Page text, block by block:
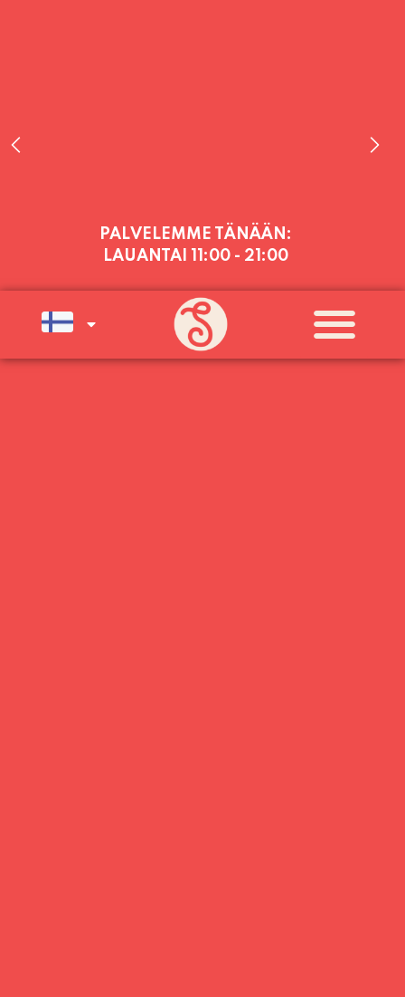
PALVELEMME TÄNÄÄN:
LAUANTAI 11:00 - 21:00
PALVELEMME PÄIVITTÄIN (MA-SU
KLO 11-21) SUNNUNTAIHIN 16.8.
SAAKKA JONKA JÄLKEEN OLEMME
AVOINNA VIIKONLOPPUISIN (PE-